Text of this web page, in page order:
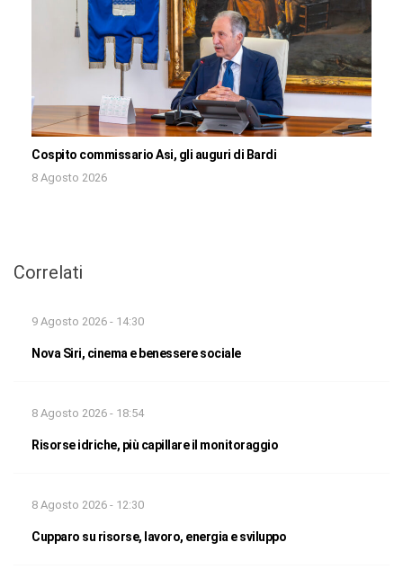
Cospito commissario Asi, gli auguri di Bardi
8 Agosto 2026
Correlati
9 Agosto 2026 - 14:30
Nova Siri, cinema e benessere sociale
8 Agosto 2026 - 18:54
Risorse idriche, più capillare il monitoraggio
8 Agosto 2026 - 12:30
Cupparo su risorse, lavoro, energia e sviluppo